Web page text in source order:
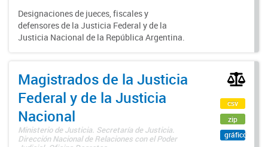
Designaciones de jueces, fiscales y
defensores de la Justicia Federal y de la
Justicia Nacional de la República Argentina.
Magistrados de la Justicia
Federal y de la Justicia
Nacional
Ministerio de Justicia. Secretaría de Justicia.
Dirección Nacional de Relaciones con el Poder
csv
zip
gráfico